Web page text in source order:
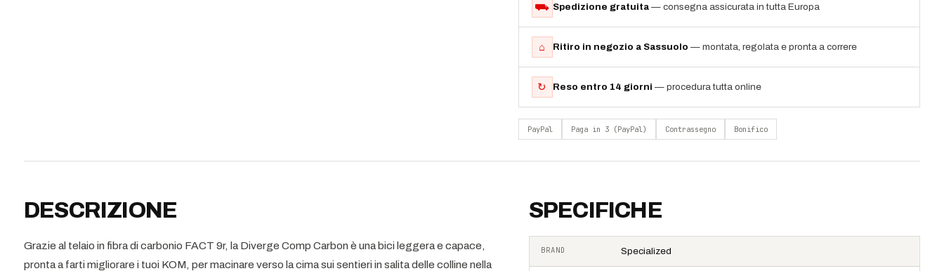
⛟ Spedizione gratuita — consegna assicurata in tutta Europa
⌂ Ritiro in negozio a Sassuolo — montata, regolata e pronta a correre
↻ Reso entro 14 giorni — procedura tutta online
PayPal Paga in 3 (PayPal) Contrassegno Bonifico
DESCRIZIONE
Grazie al telaio in fibra di carbonio FACT 9r, la Diverge Comp Carbon è una bici leggera e capace,
pronta a farti migliorare i tuoi KOM, per macinare verso la cima sui sentieri in salita delle colline nella
SPECIFICHE
BRAND Specialized